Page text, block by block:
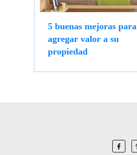
5 buenas mejoras para
agregar valor a su
propiedad